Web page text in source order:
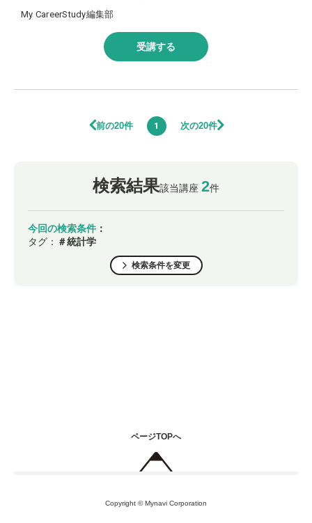
My CareerStudy編集部
受講する
前の20件 1 次の20件
検索結果該当講座 2件
今回の検索条件 ：
タグ： ＃統計学
検索条件を変更
ページTOPへ
Copyright © Mynavi Corporation